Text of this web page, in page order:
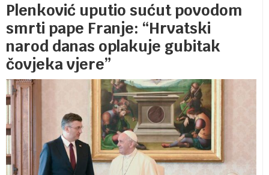
Plenković uputio sućut povodom
smrti pape Franje: “Hrvatski
narod danas oplakuje gubitak
čovjeka vjere”